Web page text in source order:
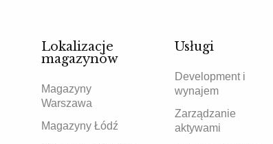
Lokalizacje
magazynów
Magazyny
Warszawa
Magazyny Łódź
Usługi
Development i
wynajem
Zarządzanie
aktywami